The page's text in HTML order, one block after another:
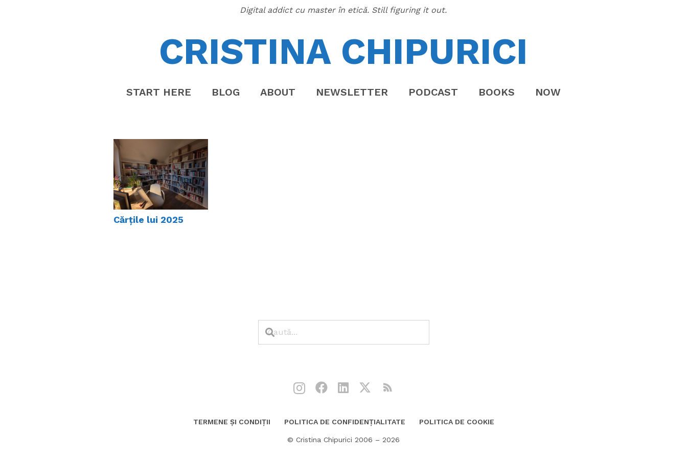
Digital addict cu master în etică. Still figuring it out.
CRISTINA CHIPURICI
START HERE BLOG ABOUT NEWSLETTER PODCAST BOOKS NOW
Cărțile lui 2025
TERMENE ȘI CONDIȚII POLITICA DE CONFIDENȚIALITATE POLITICA DE COOKIE
© Cristina Chipurici 2006 – 2026